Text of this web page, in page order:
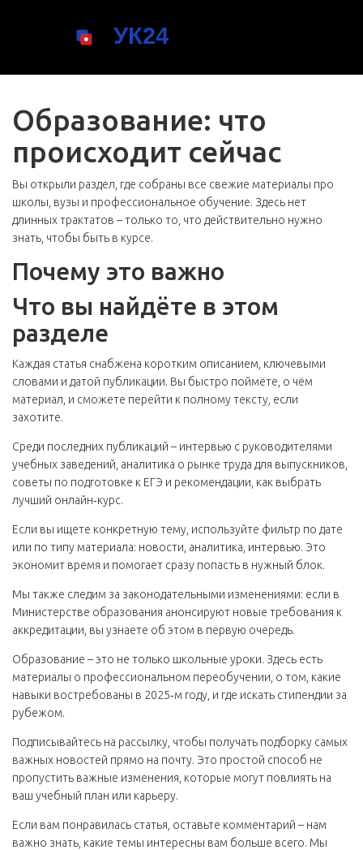
Образование: что
происходит сейчас
Вы открыли раздел, где собраны все свежие материалы про
школы, вузы и профессиональное обучение. Здесь нет
длинных трактатов – только то, что действительно нужно
знать, чтобы быть в курсе.
Почему это важно
Что вы найдёте в этом
разделе
Каждая статья снабжена коротким описанием, ключевыми
словами и датой публикации. Вы быстро поймёте, о чём
материал, и сможете перейти к полному тексту, если
захотите.
Среди последних публикаций – интервью с руководителями
учебных заведений, аналитика о рынке труда для выпускников,
советы по подготовке к ЕГЭ и рекомендации, как выбрать
лучший онлайн‑курс.
Если вы ищете конкретную тему, используйте фильтр по дате
или по типу материала: новости, аналитика, интервью. Это
экономит время и помогает сразу попасть в нужный блок.
Мы также следим за законодательными изменениями: если в
Министерстве образования анонсируют новые требования к
аккредитации, вы узнаете об этом в первую очередь.
Образование – это не только школьные уроки. Здесь есть
материалы о профессиональном переобучении, о том, какие
навыки востребованы в 2025‑м году, и где искать стипендии за
рубежом.
Подписывайтесь на рассылку, чтобы получать подборку самых
важных новостей прямо на почту. Это простой способ не
пропустить важные изменения, которые могут повлиять на
ваш учебный план или карьеру.
Если вам понравилась статья, оставьте комментарий – нам
важно знать, какие темы интересны вам больше всего. Мы